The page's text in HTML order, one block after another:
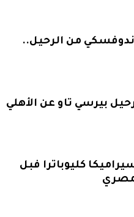
من الرحيل..
بيرسي تاو عن الأهلي
كليوباترا فبل